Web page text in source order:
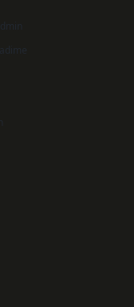
admin
Fadime